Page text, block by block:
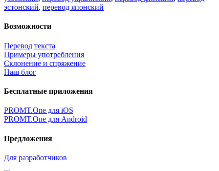
эстонский, перевод японский
Возможности
Перевод текста
Примеры употребления
Склонение и спряжение
Наш блог
Бесплатные приложения
PROMT.One для iOS
PROMT.One для Android
Предложения
Для разработчиков